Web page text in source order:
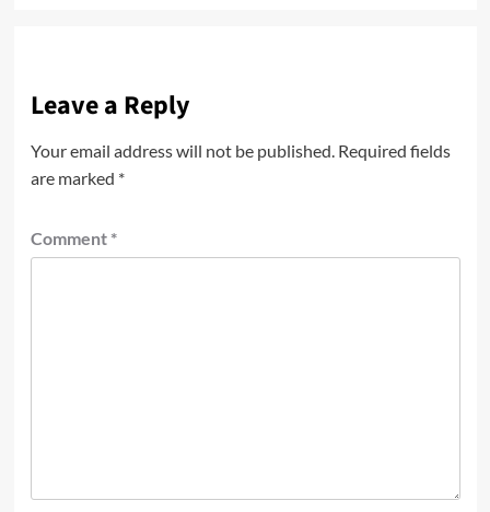
Leave a Reply
Your email address will not be published. Required fields
are marked *
Comment *